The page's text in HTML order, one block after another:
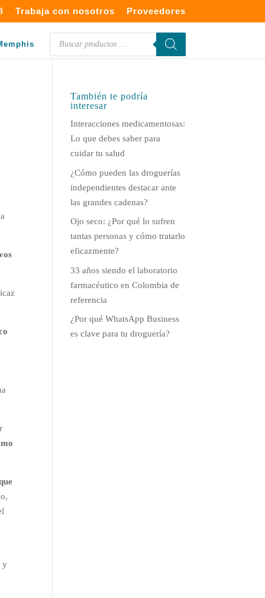
Trabaja con nosotros Proveedores
Búsqueda
y
También te podría
interesar
Interacciones medicamentosas:
Lo que debes saber para
cuidar tu salud
¿Cómo pueden las droguerías
independientes destacar ante
las grandes cadenas?
Ojo seco: ¿Por qué lo sufren
tantas personas y cómo tratarlo
eficazmente?
33 años siendo el laboratorio
farmacéutico en Colombia de
referencia
¿Por qué WhatsApp Business
es clave para tu droguería?